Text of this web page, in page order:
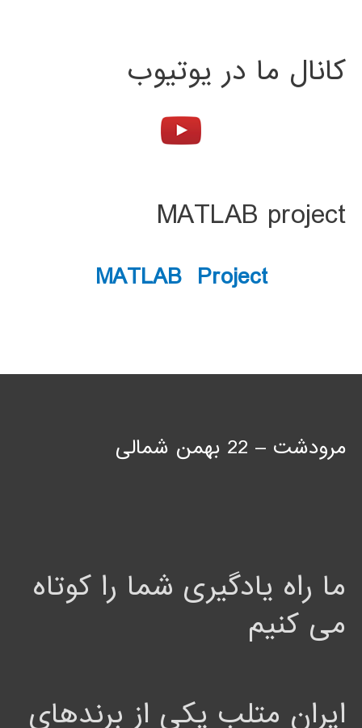
کانال ما در یوتیوب
MATLAB project
MATLAB Project
مرودشت – 22 بهمن شمالی
ما راه یادگیری شما را کوتاه
می کنیم
ایران متلب یکی از برندهای